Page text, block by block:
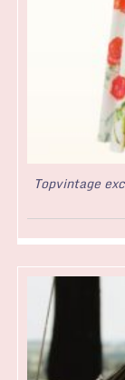
Topvintage